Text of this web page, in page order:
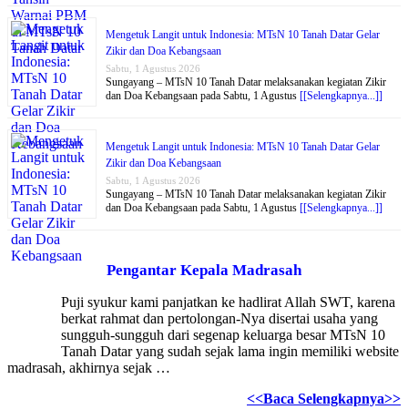
Mengetuk Langit untuk Indonesia: MTsN 10 Tanah Datar Gelar
Zikir dan Doa Kebangsaan
Sabtu, 1 Agustus 2026
Sungayang – MTsN 10 Tanah Datar melaksanakan kegiatan Zikir
dan Doa Kebangsaan pada Sabtu, 1 Agustus [[Selengkapnya...]]
Mengetuk Langit untuk Indonesia: MTsN 10 Tanah Datar Gelar
Zikir dan Doa Kebangsaan
Sabtu, 1 Agustus 2026
Sungayang – MTsN 10 Tanah Datar melaksanakan kegiatan Zikir
dan Doa Kebangsaan pada Sabtu, 1 Agustus [[Selengkapnya...]]
Pengantar Kepala Madrasah
Puji syukur kami panjatkan ke hadlirat Allah SWT, karena
berkat rahmat dan pertolongan-Nya disertai usaha yang
sungguh-sungguh dari segenap keluarga besar MTsN 10
Tanah Datar yang sudah sejak lama ingin memiliki website
madrasah, akhirnya sejak …
<<Baca Selengkapnya>>